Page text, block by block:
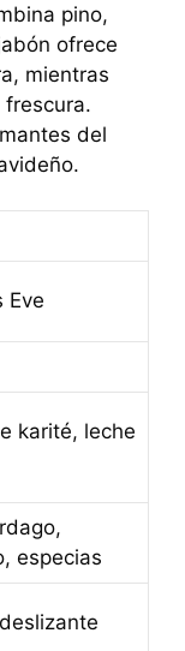
pino,
ofrece
mientras
del
Eve
karité, leche
especias